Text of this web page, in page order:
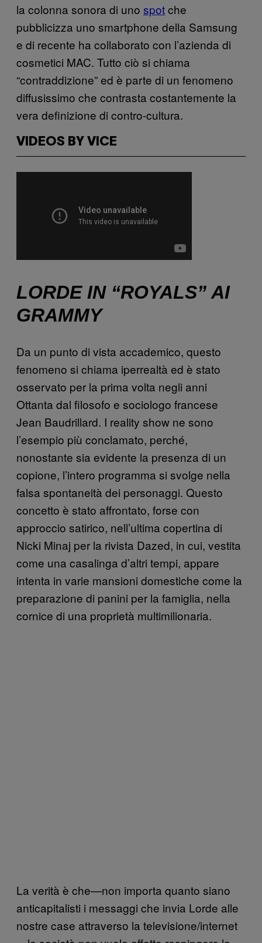
la colonna sonora di uno spotche
pubblicizza uno smartphone della Samsung
e di recente ha collaborato con l’azienda di
cosmetici MAC. Tutto ciò si chiama
“contraddizione” ed è parte di un fenomeno
diffusissimo che contrasta costantemente la
vera definizione di contro-cultura.
VIDEOS BY VICE
LORDE IN “ROYALS” AI
GRAMMY
Da un punto di vista accademico, questo
fenomeno si chiama iperrealtà ed è stato
osservato per la prima volta negli anni
Ottanta dal filosofo e sociologo francese
Jean Baudrillard. I reality show ne sono
l’esempio più conclamato, perché,
nonostante sia evidente la presenza di un
copione, l’intero programma si svolge nella
falsa spontaneità dei personaggi. Questo
concetto è stato affrontato, forse con
approccio satirico, nell’ultima copertina di
Nicki Minaj per la rivista Dazed, in cui, vestita
come una casalinga d’altri tempi, appare
intenta in varie mansioni domestiche come la
preparazione di panini per la famiglia, nella
cornice di una proprietà multimilionaria.
La verità è che—non importa quanto siano
anticapitalisti i messaggi che invia Lorde alle
nostre case attraverso la televisione/internet